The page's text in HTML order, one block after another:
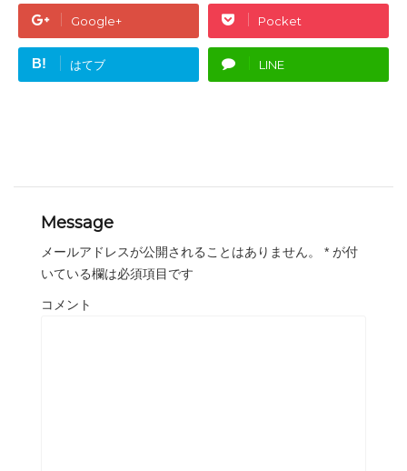
Google+ Pocket
B! はてブ LINE
Message
メールアドレスが公開されることはありません。 * が付
いている欄は必須項目です
コメント